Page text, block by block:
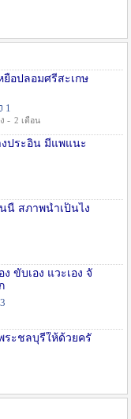
อปลอมศรีสะเกษ
1
- 2 เดือน
งประอิน มีแพแนะ
นี้ สภาพน้ำเป็นไง
ขับเอง แวะเอง จั
3
ระชลบุรีให้ด้วยครั